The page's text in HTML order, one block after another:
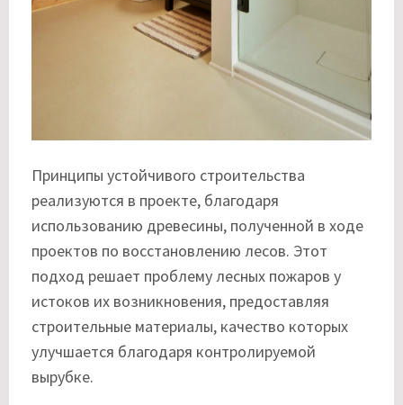
Принципы устойчивого строительства
реализуются в проекте, благодаря
использованию древесины, полученной в ходе
проектов по восстановлению лесов. Этот
подход решает проблему лесных пожаров у
истоков их возникновения, предоставляя
строительные материалы, качество которых
улучшается благодаря контролируемой
вырубке.